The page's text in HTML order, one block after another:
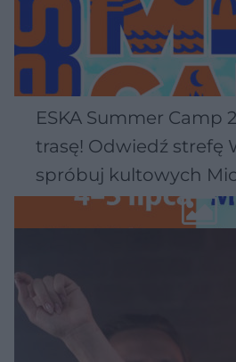
ESKA Summer Camp
trasę! Odwiedź strefę
spróbuj kultowych
Wawelu